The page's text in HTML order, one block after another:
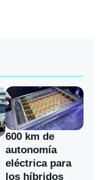
600 km de
autonomía
eléctrica para
los híbridos